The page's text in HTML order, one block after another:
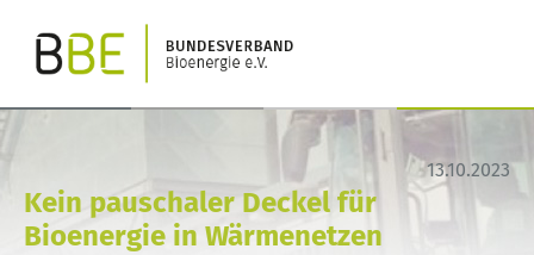
13.10.2023
Kein pauschaler Deckel für
Bioenergie in Wärmenetzen